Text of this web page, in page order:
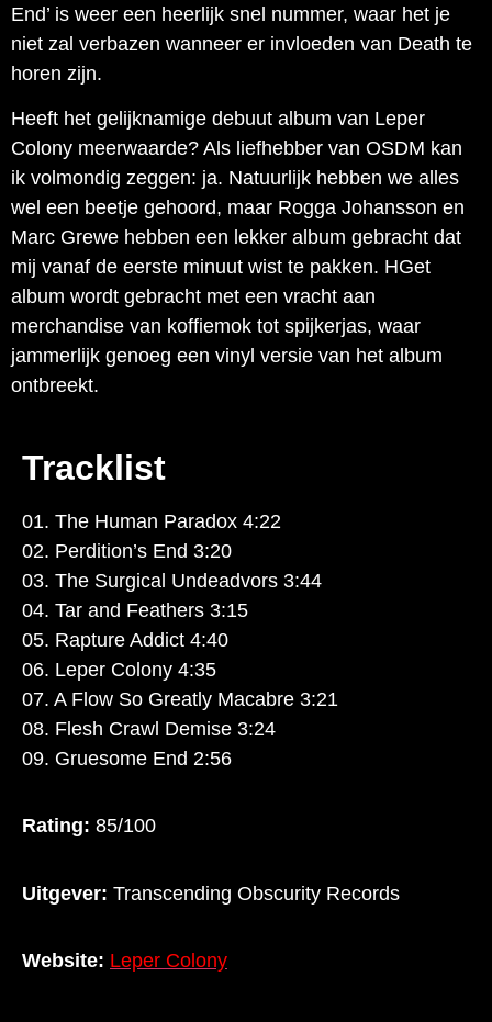
End’ is weer een heerlijk snel nummer, waar het je
niet zal verbazen wanneer er invloeden van Death te
horen zijn.
Heeft het gelijknamige debuut album van Leper
Colony meerwaarde? Als liefhebber van OSDM kan
ik volmondig zeggen: ja. Natuurlijk hebben we alles
wel een beetje gehoord, maar Rogga Johansson en
Marc Grewe hebben een lekker album gebracht dat
mij vanaf de eerste minuut wist te pakken. HGet
album wordt gebracht met een vracht aan
merchandise van koffiemok tot spijkerjas, waar
jammerlijk genoeg een vinyl versie van het album
ontbreekt.
Tracklist
01. The Human Paradox 4:22
02. Perdition’s End 3:20
03. The Surgical Undeadvors 3:44
04. Tar and Feathers 3:15
05. Rapture Addict 4:40
06. Leper Colony 4:35
07. A Flow So Greatly Macabre 3:21
08. Flesh Crawl Demise 3:24
09. Gruesome End 2:56
Rating: 85/100
Uitgever: Transcending Obscurity Records
Website: Leper Colony